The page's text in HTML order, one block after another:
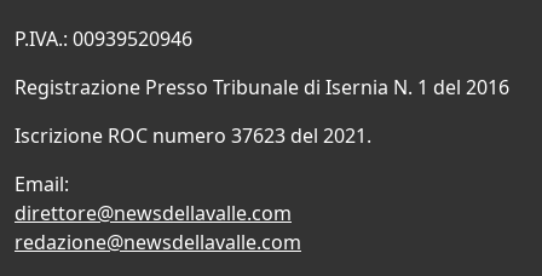
P.IVA.: 00939520946
Registrazione Presso Tribunale di Isernia N. 1 del 2016
Iscrizione ROC numero 37623 del 2021.
Email:
direttore@newsdellavalle.com
redazione@newsdellavalle.com